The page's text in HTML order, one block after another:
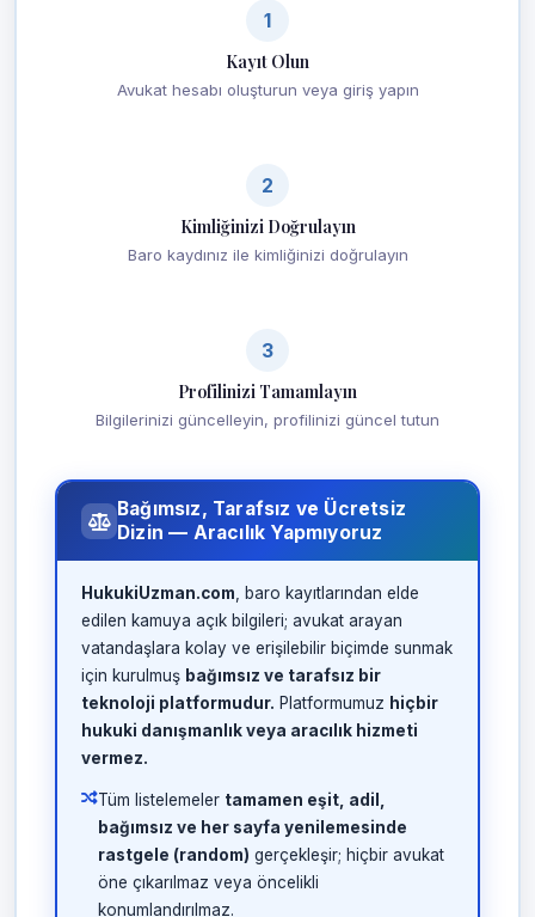
1
Kayıt Olun
Avukat hesabı oluşturun veya giriş yapın
2
Kimliğinizi Doğrulayın
Baro kaydınız ile kimliğinizi doğrulayın
3
Profilinizi Tamamlayın
Bilgilerinizi güncelleyin, profilinizi güncel tutun
Bağımsız, Tarafsız ve Ücretsiz
Dizin — Aracılık Yapmıyoruz
HukukiUzman.com , baro kayıtlarından elde
edilen kamuya açık bilgileri; avukat arayan
vatandaşlara kolay ve erişilebilir biçimde sunmak
için kurulmuş bağımsız ve tarafsız bir
teknoloji platformudur. Platformumuz hiçbir
hukuki danışmanlık veya aracılık hizmeti
vermez.
Tüm listelemeler tamamen eşit, adil,
bağımsız ve her sayfa yenilemesinde
rastgele (random) gerçekleşir; hiçbir avukat
öne çıkarılmaz veya öncelikli
konumlandırılmaz.